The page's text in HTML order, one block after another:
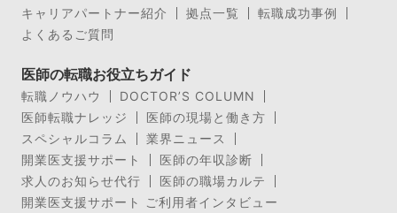
キャリアパートナー紹介
拠点一覧
転職成功事例
よくあるご質問
医師の転職お役立ちガイド
転職ノウハウ
DOCTOR’S COLUMN
医師転職ナレッジ
医師の現場と働き方
スペシャルコラム
業界ニュース
開業医支援サポート
医師の年収診断
求人のお知らせ代行
医師の職場カルテ
開業医支援サポート ご利用者インタビュー